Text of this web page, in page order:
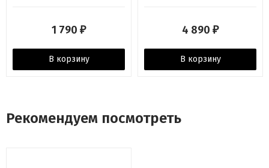
1 790 ₽
В корзину
4 890 ₽
В корзину
Рекомендуем посмотреть